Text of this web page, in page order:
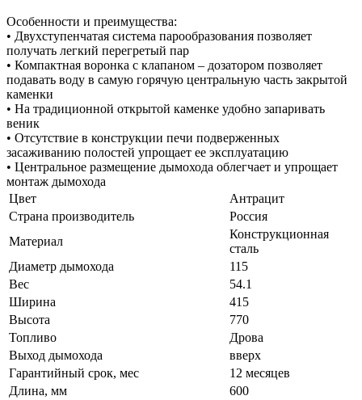
Особенности и преимущества:
• Двухступенчатая система парообразования позволяет
получать легкий перегретый пар
• Компактная воронка с клапаном – дозатором позволяет
подавать воду в самую горячую центральную часть закрытой
каменки
• На традиционной открытой каменке удобно запаривать
веник
• Отсутствие в конструкции печи подверженных
засаживанию полостей упрощает ее эксплуатацию
• Центральное размещение дымохода облегчает и упрощает
монтаж дымохода
Цвет
Антрацит
Страна производитель
Россия
Материал
Конструкционная
сталь
Диаметр дымохода
115
Вес
54.1
Ширина
415
Высота
770
Топливо
Дрова
Выход дымохода
вверх
Гарантийный срок, мес
12 месяцев
Длина, мм
600